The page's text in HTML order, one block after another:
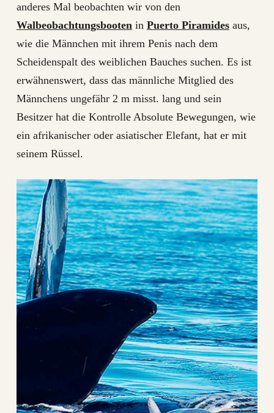
anderes Mal beobachten wir von den
Walbeobachtungsbootenin Puerto Piramidesaus,
wie die Männchen mit ihrem Penis nach dem
Scheidenspalt des weiblichen Bauches suchen. Es ist
erwähnenswert, dass das männliche Mitglied des
Männchens ungefähr 2 m misst. lang und sein
Besitzer hat die Kontrolle Absolute Bewegungen, wie
ein afrikanischer oder asiatischer Elefant, hat er mit
seinem Rüssel.